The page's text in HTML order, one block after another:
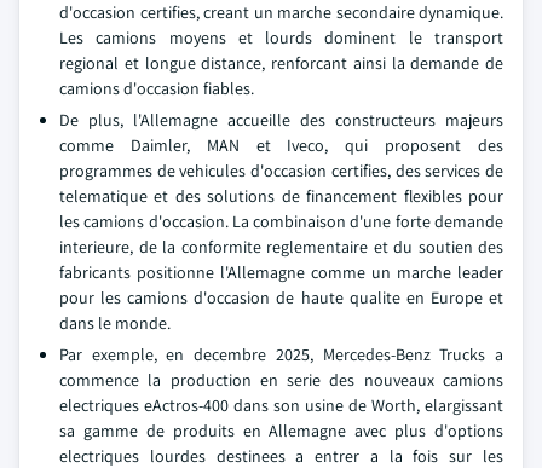
d'occasion certifies, creant un marche secondaire dynamique.
Les camions moyens et lourds dominent le transport
regional et longue distance, renforcant ainsi la demande de
camions d'occasion fiables.
De plus, l'Allemagne accueille des constructeurs majeurs
comme Daimler, MAN et Iveco, qui proposent des
programmes de vehicules d'occasion certifies, des services de
telematique et des solutions de financement flexibles pour
les camions d'occasion. La combinaison d'une forte demande
interieure, de la conformite reglementaire et du soutien des
fabricants positionne l'Allemagne comme un marche leader
pour les camions d'occasion de haute qualite en Europe et
dans le monde.
Par exemple, en decembre 2025, Mercedes-Benz Trucks a
commence la production en serie des nouveaux camions
electriques eActros-400 dans son usine de Worth, elargissant
sa gamme de produits en Allemagne avec plus d'options
electriques lourdes destinees a entrer a la fois sur les